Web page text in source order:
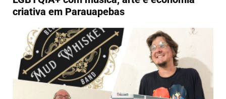
criativa em Parauapebas